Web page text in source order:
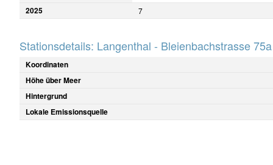
2025 7
Stationsdetails: Langenthal - Bleienbachstrasse 75a
Koordinaten
Höhe über Meer
Hintergrund
Lokale Emissionsquelle